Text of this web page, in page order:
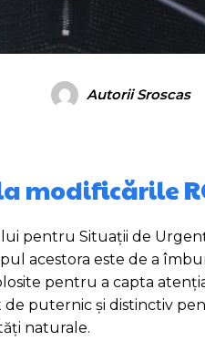
Autorii Sroscas
modificările
pentru Situații de
acestora este de a
pentru a capta
puternic și distinctiv
naturale.